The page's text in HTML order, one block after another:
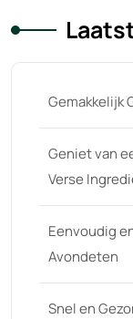
Gemakkelijk
Geniet van
Verse
Eenvoudig
Avondeten
Snel en